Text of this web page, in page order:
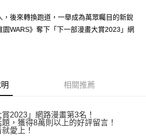
下不需立刻繳費，但若您需要取消訂單，請聯絡
家同意取消之訂單仍視為有效，需透過AFTEE先享
先享後付 」之結帳頁面顯示為準，若有關於
消欲退款等相關疑問，請聯繫「AFTEE先享後付
圍內提供個人資料，並將交易相關給付款項請求債
徵得法定代理人或監護人之同意方可使用
未經同意申辦者引起之損失，本公司不負相關責
含以上)免運費
含以上)免運費
，後來轉換跑道，一舉成為萬眾矚目的新銳
WARS》奪下「下一部漫畫大賞2023」網
相關推薦
2023」網路漫畫第3名！
，獲得8萬則以上的好評留言！
愛上！